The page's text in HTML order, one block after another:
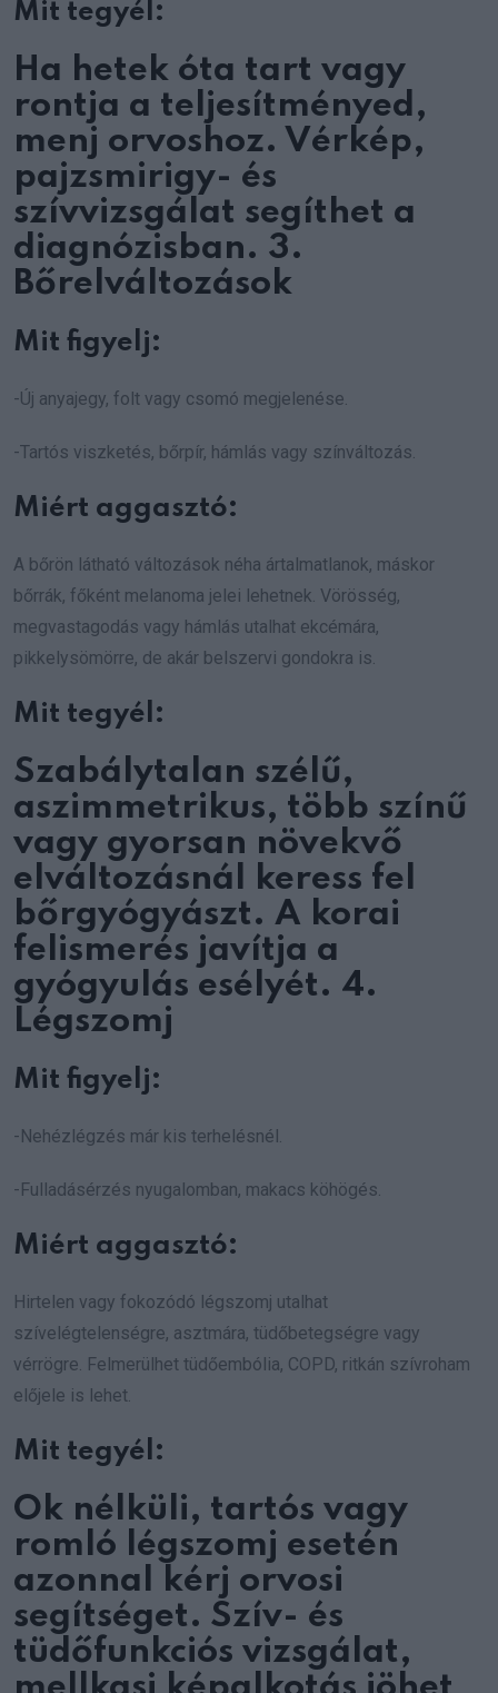
Mit tegyél:
Ha hetek óta tart vagy
rontja a teljesítményed,
menj orvoshoz. Vérkép,
pajzsmirigy- és
szívvizsgálat segíthet a
diagnózisban. 3.
Bőrelváltozások
Mit figyelj:
-Új anyajegy, folt vagy csomó megjelenése.
-Tartós viszketés, bőrpír, hámlás vagy színváltozás.
Miért aggasztó:
A bőrön látható változások néha ártalmatlanok, máskor
bőrrák, főként melanoma jelei lehetnek. Vörösség,
megvastagodás vagy hámlás utalhat ekcémára,
pikkelysömörre, de akár belszervi gondokra is.
Mit tegyél:
Szabálytalan szélű,
aszimmetrikus, több színű
vagy gyorsan növekvő
elváltozásnál keress fel
bőrgyógyászt. A korai
felismerés javítja a
gyógyulás esélyét. 4.
Légszomj
Mit figyelj:
-Nehézlégzés már kis terhelésnél.
-Fulladásérzés nyugalomban, makacs köhögés.
Miért aggasztó:
Hirtelen vagy fokozódó légszomj utalhat
szívelégtelenségre, asztmára, tüdőbetegségre vagy
vérrögre. Felmerülhet tüdőembólia, COPD, ritkán szívroham
előjele is lehet.
Mit tegyél:
Ok nélküli, tartós vagy
romló légszomj esetén
azonnal kérj orvosi
segítséget. Szív- és
tüdőfunkciós vizsgálat,